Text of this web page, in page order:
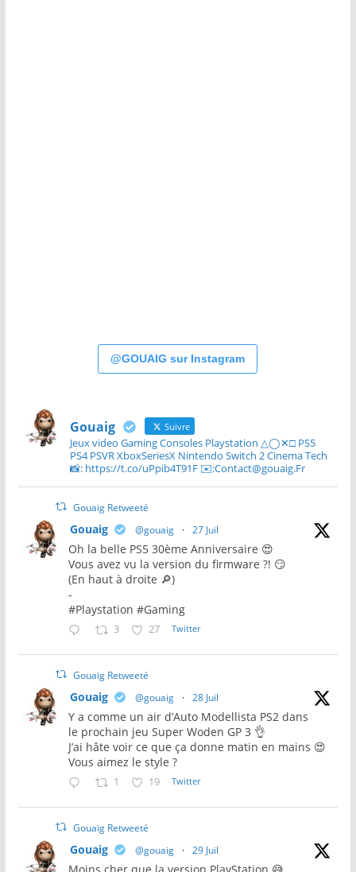
@GOUAIG sur Instagram
Gouaig Suivre
Jeux video Gaming Consoles Playstation △◯✕□ PS5
PS4 PSVR XboxSeriesX Nintendo Switch 2 Cinema Tech
📸: https://t.co/uPpib4T91F ✉️:Contact@gouaig.Fr
Gouaig Retweeté
Gouaig @gouaig · 27 Juil
Oh la belle PS5 30ème Anniversaire 😍
Vous avez vu la version du firmware ?! 😏
(En haut à droite 🔎)
-
#Playstation #Gaming
3 27 Twitter
Gouaig Retweeté
Gouaig @gouaig · 28 Juil
Y a comme un air d’Auto Modellista PS2 dans
le prochain jeu Super Woden GP 3 👌
J’ai hâte voir ce que ça donne matin en mains 😍
Vous aimez le style ?
1 19 Twitter
Gouaig Retweeté
Gouaig @gouaig · 29 Juil